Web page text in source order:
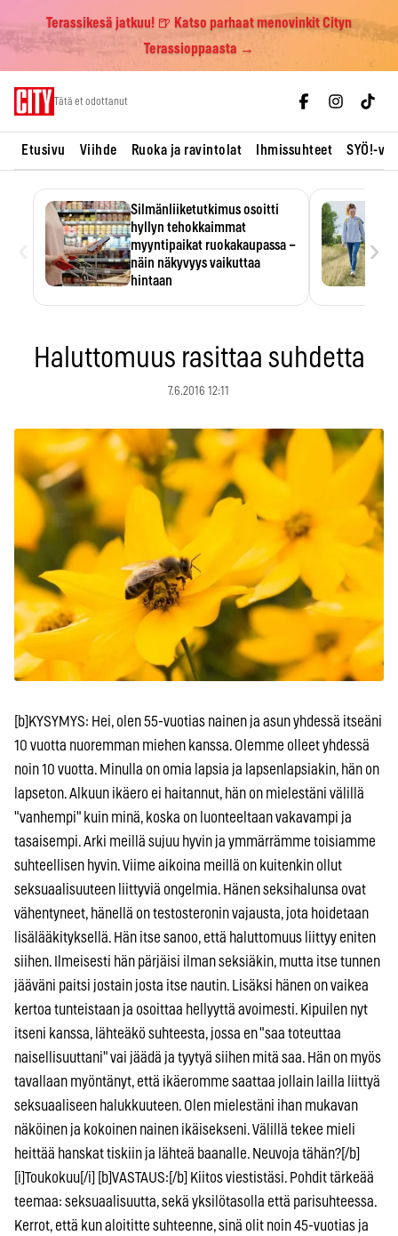
Terassikesä jatkuu! 🍺 Katso parhaat menovinkit Cityn
Terassioppaasta →
Tätä et odottanut
Etusivu Viihde Ruoka ja ravintolat Ihmissuhteet SYÖ!-
Silmänliiketutkimus osoitti
hyllyn tehokkaimmat
myyntipaikat ruokakaupassa –
näin näkyvyys vaikuttaa
hintaan
›
Haluttomuus rasittaa suhdetta
7.6.2016 12:11
[b]KYSYMYS: Hei, olen 55-vuotias nainen ja asun yhdessä itseäni
10 vuotta nuoremman miehen kanssa. Olemme olleet yhdessä
noin 10 vuotta. Minulla on omia lapsia ja lapsenlapsiakin, hän on
lapseton. Alkuun ikäero ei haitannut, hän on mielestäni välillä
"vanhempi" kuin minä, koska on luonteeltaan vakavampi ja
tasaisempi. Arki meillä sujuu hyvin ja ymmärrämme toisiamme
suhteellisen hyvin. Viime aikoina meillä on kuitenkin ollut
seksuaalisuuteen liittyviä ongelmia. Hänen seksihalunsa ovat
vähentyneet, hänellä on testosteronin vajausta, jota hoidetaan
lisälääkityksellä. Hän itse sanoo, että haluttomuus liittyy eniten
siihen. Ilmeisesti hän pärjäisi ilman seksiäkin, mutta itse tunnen
jääväni paitsi jostain josta itse nautin. Lisäksi hänen on vaikea
kertoa tunteistaan ja osoittaa hellyyttä avoimesti. Kipuilen nyt
itseni kanssa, lähteäkö suhteesta, jossa en "saa toteuttaa
naisellisuuttani" vai jäädä ja tyytyä siihen mitä saa. Hän on myös
tavallaan myöntänyt, että ikäeromme saattaa jollain lailla liittyä
seksuaaliseen halukkuuteen. Olen mielestäni ihan mukavan
näköinen ja kokoinen nainen ikäisekseni. Välillä tekee mieli
heittää hanskat tiskiin ja lähteä baanalle. Neuvoja tähän?[/b]
[i]Toukokuu[/i] [b]VASTAUS:[/b] Kiitos viestistäsi. Pohdit tärkeää
teemaa: seksuaalisuutta, sekä yksilötasolla että parisuhteessa.
Kerrot, että kun aloititte suhteenne, sinä olit noin 45-vuotias ja